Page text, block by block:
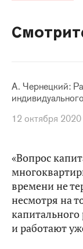
А. Чернецкий:
12 октября 2020
«Вопрос
времени не
несмотря на
и работают